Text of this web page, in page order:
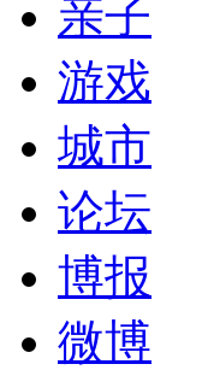
亲子
游戏
城市
论坛
博报
微博